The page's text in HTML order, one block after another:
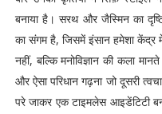
बनाया है। सरथ और जैस्मिन का
का संगम है, जिसमें इंसान हमेशा केंद्र
नहीं, बल्कि मनोविज्ञान की कला
और ऐसा परिधान गढ़ना जो दूसरी
परे जाकर एक टाइमलेस आइडेंटिटी